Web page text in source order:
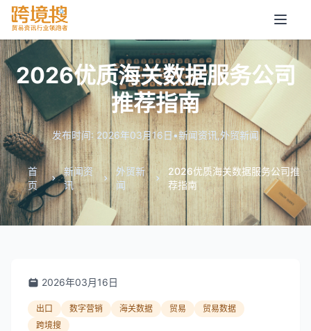
2026优质海关数据服务公司
推荐指南
发布时间: 2026年03月16日•新闻资讯,外贸新闻
首
页
新闻资
讯
外贸新
闻
2026优质海关数据服务公司推
荐指南
2026年03月16日
出口 数字营销 海关数据 贸易
贸易数据
跨境搜